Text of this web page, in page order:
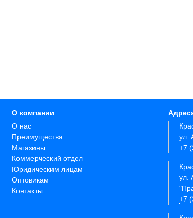
О компании
О нас
Преимущества
Магазины
Коммерческий отдел
Юридическим лицам
Оптовикам
Контакты
ул.
+7
ул.
+7